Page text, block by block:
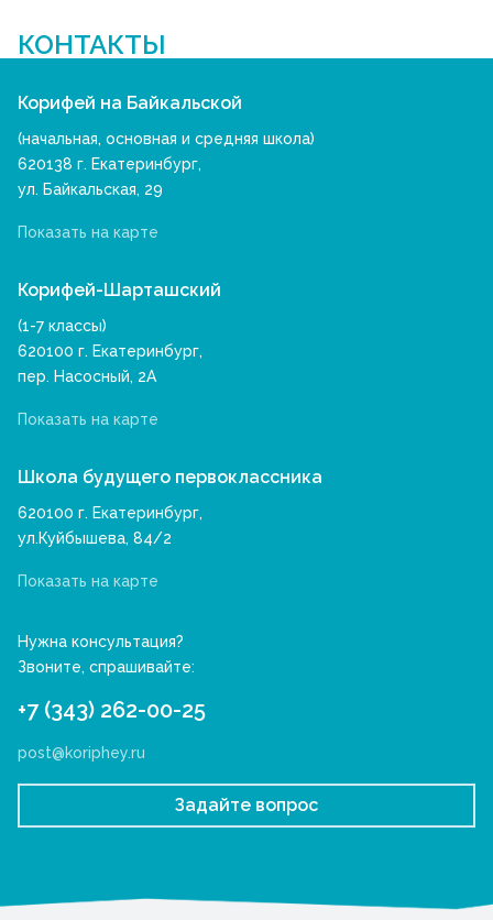
КОНТАКТЫ
Корифей на Байкальской
(начальная, основная и средняя школа)
620138 г. Екатеринбург,
ул. Байкальская, 29
Показать на карте
Корифей-Шарташский
(1-7 классы)
620100 г. Екатеринбург,
пер. Насосный, 2А
Показать на карте
Школа будущего первоклассника
620100 г. Екатеринбург,
ул.Куйбышева, 84/2
Показать на карте
Нужна консультация?
Звоните, спрашивайте:
+7 (343) 262-00-25
post@koriphey.ru
Задайте вопрос